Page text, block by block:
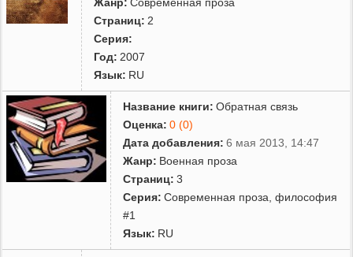
Страниц: 2
Серия:
Год: 2007
Язык: RU
Название книги: Обратная связь
Оценка: 0 (0)
Дата добавления: 6 мая 2013, 14:47
Жанр: Военная проза
Страниц: 3
Серия: Современная проза, философия
#1
Язык: RU